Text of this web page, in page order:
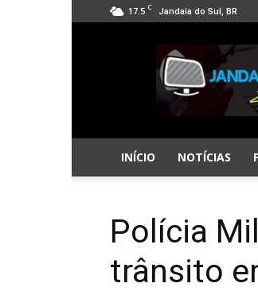
17.5 C Jandaia do Sul, BR
Jandaia
Online
INÍCIO NOTÍCIAS
Polícia
trânsito